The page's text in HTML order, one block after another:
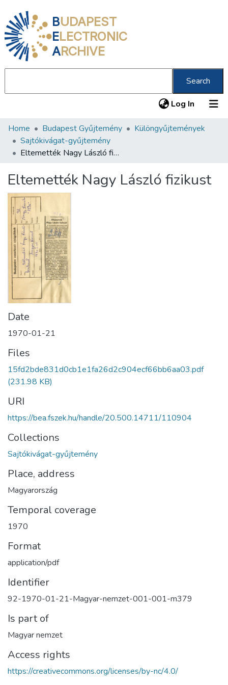
BUDAPEST
ELECTRONIC
ARCHIVE
Search
Log In (current)
Communities & Collections
All of DSpace
About us
Home Budapest Gyűjtemény
Különgyűjtemények
Sajtókivágat-gyűjtemény
Eltemették Nagy László fizikust
Eltemették Nagy László fizikust
Date
1970-01-21
Files
15fd2bde831d0cb1e1fa26d2c904ecf66bb6aa03.pdf
(231.98 KB)
URI
https://bea.fszek.hu/handle/20.500.14711/110904
Collections
Sajtókivágat-gyűjtemény
Place, address
Magyarország
Temporal coverage
1970
Format
application/pdf
Identifier
92-1970-01-21-Magyar-nemzet-001-001-m379
Is part of
Magyar nemzet
Access rights
https://creativecommons.org/licenses/by-nc/4.0/